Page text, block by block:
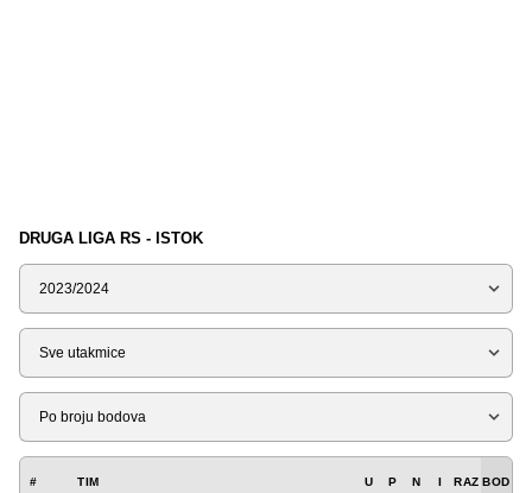
DRUGA LIGA RS - ISTOK
Sezona
Tip
Liga
# TIM U P N I RAZ BOD